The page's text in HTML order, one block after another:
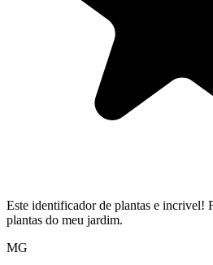
Este identificador de plantas e incrivel!
plantas do meu jardim.
MG